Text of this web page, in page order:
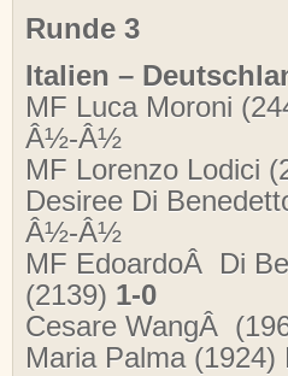
Runde 3
Italien –
MF Luca Moroni
Â½-Â½
MF Lorenzo Lodici
Desiree Di
Â½-Â½
MF EdoardoÂ Di
(2139) 1-0
Cesare WangÂ
Maria Palma